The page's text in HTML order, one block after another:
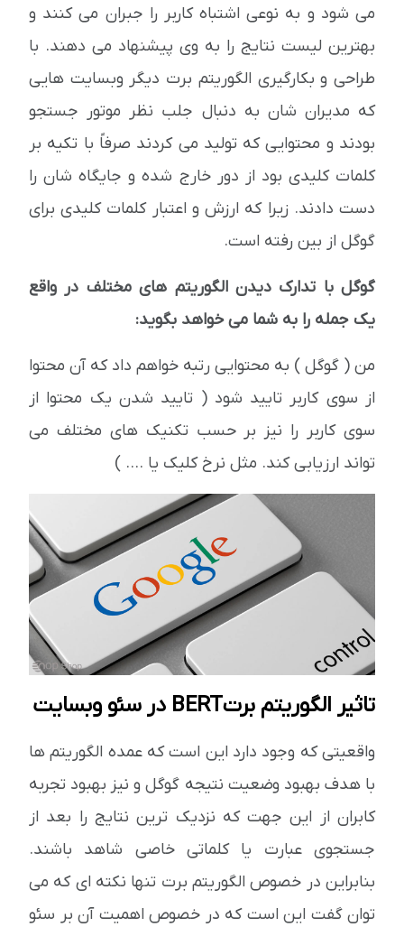
می شود و به نوعی اشتباه کاربر را جبران می کنند و
بهترین لیست نتایج را به وی پیشنهاد می دهند. با
طراحی و بکارگیری الگوریتم برت دیگر وبسایت هایی
که مدیران شان به دنبال جلب نظر موتور جستجو
بودند و محتوایی که تولید می کردند صرفاً با تکیه بر
کلمات کلیدی بود از دور خارج شده و جایگاه شان را
دست دادند. زیرا که ارزش و اعتبار کلمات کلیدی برای
گوگل از بین رفته است.
گوگل با تدارک دیدن الگوریتم های مختلف در واقع
یک جمله را به شما می خواهد بگوید:
من ( گوگل ) به محتوایی رتبه خواهم داد که آن محتوا
از سوی کاربر تایید شود ( تایید شدن یک محتوا از
سوی کاربر را نیز بر حسب تکنیک های مختلف می
تواند ارزیابی کند. مثل نرخ کلیک یا .... )
تاثیر الگوریتم برتBERT در سئو وبسایت
واقعیتی که وجود دارد این است که عمده الگوریتم ها
با هدف بهبود وضعیت نتیجه گوگل و نیز بهبود تجربه
کابران از این جهت که نزدیک ترین نتایج را بعد از
جستجوی عبارت یا کلماتی خاصی شاهد باشند.
بنابراین در خصوص الگوریتم برت تنها نکته ای که می
توان گفت این است که در خصوص اهمیت آن بر سئو